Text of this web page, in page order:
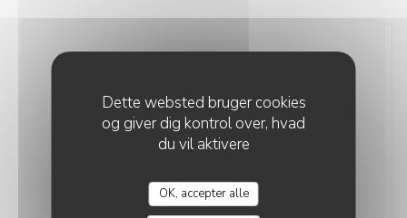
Dette websted bruger cookies
og giver dig kontrol over, hvad
du vil aktivere
OK, accepter alle